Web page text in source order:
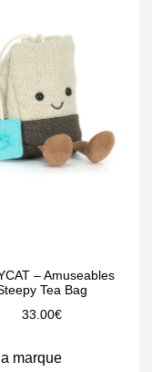
– Amuseables
Tea Bag
33.00€
marque